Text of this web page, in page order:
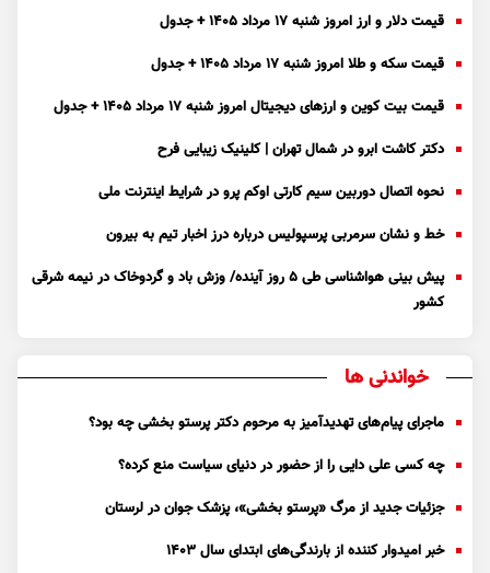
قیمت دلار و ارز امروز شنبه ۱۷ مرداد ۱۴۰۵ + جدول
قیمت سکه و طلا امروز شنبه ۱۷ مرداد ۱۴۰۵ + جدول
قیمت بیت کوین و ارز‌های دیجیتال امروز شنبه ۱۷ مرداد ۱۴۰۵ + جدول
دکتر کاشت ابرو در شمال تهران | کلینیک زیبایی فرح
نحوه اتصال دوربین سیم کارتی اوکم پرو در شرایط اینترنت ملی
خط و نشان سرمربی پرسپولیس درباره درز اخبار تیم به بیرون
پیش بینی هواشناسی طی ۵ روز آینده/ وزش باد و گردوخاک در نیمه شرقی
کشور
خواندنی ها
ماجرای پیام‌های تهدیدآمیز به مرحوم دکتر پرستو بخشی چه بود؟
چه کسی علی دایی را از حضور در دنیای سیاست منع کرده؟
جزئیات جدید از مرگ «پرستو بخشی»، پزشک جوان در لرستان
خبر امیدوار کننده از بارندگی‌های ابتدای سال ۱۴۰۳